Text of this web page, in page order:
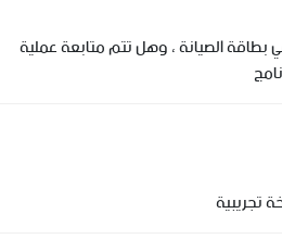
بطاقة الصيانة ، وهل تتم متابعة عملية
تجريبية